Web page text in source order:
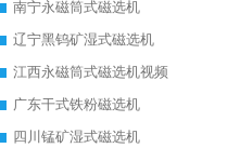
南宁永磁筒式磁选机
辽宁黑钨矿湿式磁选机
江西永磁筒式磁选机视频
广东干式铁粉磁选机
四川锰矿湿式磁选机